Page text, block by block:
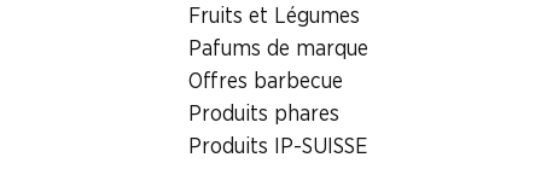
Fruits et Légumes
Pafums de marque
Offres barbecue
Produits phares
Produits IP-SUISSE
Route de la Gruyère 19, 1700 Fribourg